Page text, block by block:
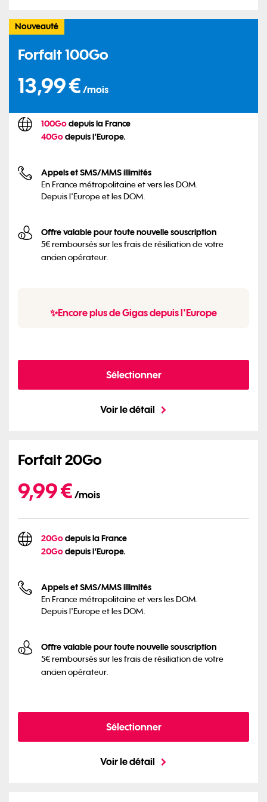
Nouveauté
Forfait 100Go
13,99 € /mois
100Godepuis la France
40Godepuis l’Europe.
Appels et SMS/MMS illimités
En France métropolitaine et vers les DOM.
Depuis l'Europe et les DOM.
Offre valable pour toute nouvelle souscription
5€ remboursés sur les frais de résiliation de votre
ancien opérateur.
✨Encore plus de Gigas depuis l'Europe
Sélectionner
Voir le détail
Forfait 20Go
9,99 € /mois
20Godepuis la France
20Godepuis l’Europe.
Appels et SMS/MMS illimités
En France métropolitaine et vers les DOM.
Depuis l'Europe et les DOM.
Offre valable pour toute nouvelle souscription
5€ remboursés sur les frais de résiliation de votre
ancien opérateur.
Sélectionner
Voir le détail